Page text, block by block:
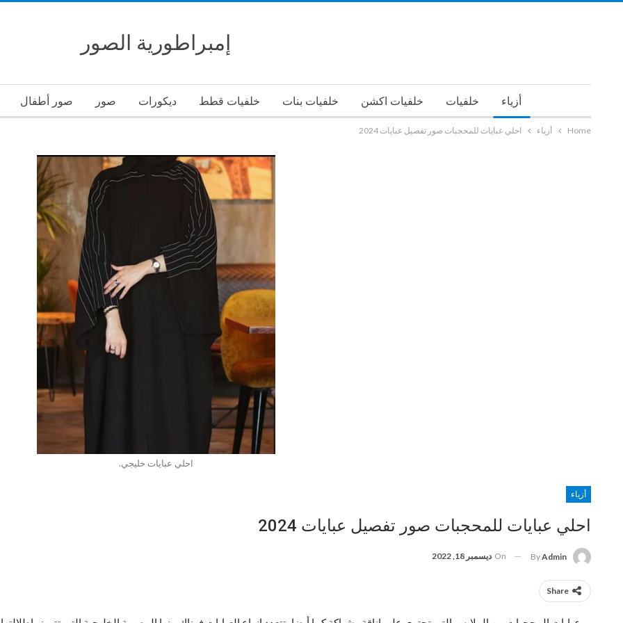
إمبراطورية الصور
أزياء خلفيات خلفيات اكشن خلفيات بنات خلفيات قطط ديكورات صور صور أطفال
Home أزياء احلي عبايات للمحجبات صور تفصيل عبايات 2024
احلي عبايات خليجي.
أزياء
احلي عبايات للمحجبات صور تفصيل عبايات 2024
ByAdmin
On ديسمبر 18, 2022
Share